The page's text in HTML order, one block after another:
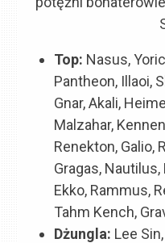
Top: Nasus,
Pantheon, Illaoi,
Gnar, Akali,
Malzahar,
Renekton, Galio,
Gragas,
Ekko, Rammus,
Tahm Kench,
Dżungla: Lee